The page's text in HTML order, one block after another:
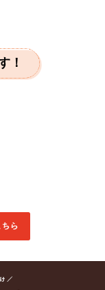
！